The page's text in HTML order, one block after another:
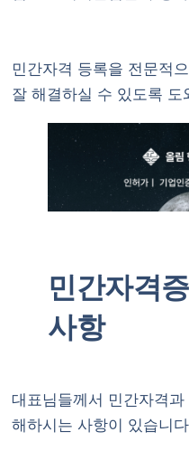
민간자격 등록을 전문적
잘 해결하실 수 있도록 도
민간자격
사항
대표님들께서 민간자격
해하시는 사항이 있습니